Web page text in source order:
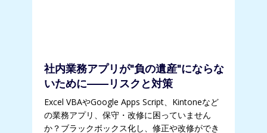
社内業務アプリが"負の遺産"にならな
いために——リスクと対策
Excel VBAやGoogle Apps Script、Kintoneなど
の業務アプリ、保守・改修に困っていません
か？ブラックボックス化し、修正や改修ができ